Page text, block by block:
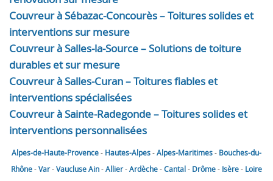
Couvreur à Sébazac-Concourès – Toitures solides et
interventions sur mesure
Couvreur à Salles-la-Source – Solutions de toiture
durables et sur mesure
Couvreur à Salles-Curan – Toitures fiables et
interventions spécialisées
Couvreur à Sainte-Radegonde – Toitures solides et
interventions personnalisées
Alpes-de-Haute-Provence- Hautes-Alpes-Alpes-Maritimes- Bouches-du-
Rhône-Var-VaucluseAin-Allier-Ardèche-Cantal- Drôme- Isère- Loire